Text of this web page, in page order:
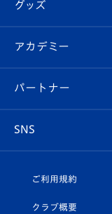
チケット
イベント
メディア
ホームタウン
スタッフプロフィ
マスコット紹介
Revive Team
ヴィヴィくんの
フォトギャラリ
スタジアムグルメ
V-LOVERS（フ
プレイヤーズス
グッズ
オンラインショッ
店舗情報
アカデミー
育成からのお知ら
U-18
パートナー
SNS
ヴィヴィくんイ
ご利用規約
クラブ概要